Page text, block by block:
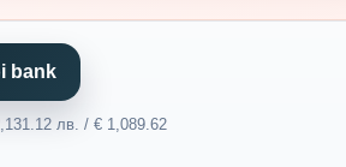
bank
лв. / € 1,089.62